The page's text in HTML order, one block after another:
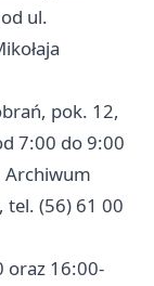
ul.
pok. 12,
7:00 do 9:00
tel. (56) 61 00
oraz 16:00-